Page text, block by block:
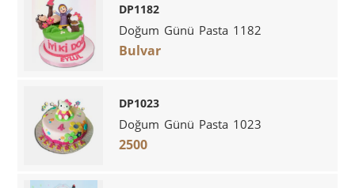
DP1182
Doğum Günü Pasta 1182
Bulvar
DP1023
Doğum Günü Pasta 1023
2500